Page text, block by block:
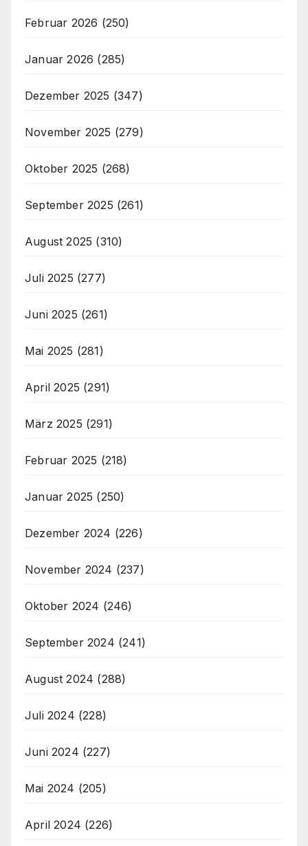
Februar 2026 (250)
Januar 2026 (285)
Dezember 2025 (347)
November 2025 (279)
Oktober 2025 (268)
September 2025 (261)
August 2025 (310)
Juli 2025 (277)
Juni 2025 (261)
Mai 2025 (281)
April 2025 (291)
März 2025 (291)
Februar 2025 (218)
Januar 2025 (250)
Dezember 2024 (226)
November 2024 (237)
Oktober 2024 (246)
September 2024 (241)
August 2024 (288)
Juli 2024 (228)
Juni 2024 (227)
Mai 2024 (205)
April 2024 (226)